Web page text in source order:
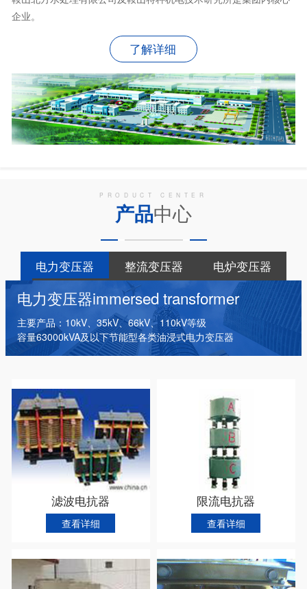
企业。
了解详细
PRODUCT CENTER
产品中心
电力变压器 整流变压器
电炉变压器
干式变压器
电抗器 箱式变电站
电力变压器immersed transformer
主要产品：10kV、35kV、66kV、110kV等级
容量63000kVA及以下节能型各类油浸式电力变压器
滤波电抗器
查看详细
限流电抗器
查看详细